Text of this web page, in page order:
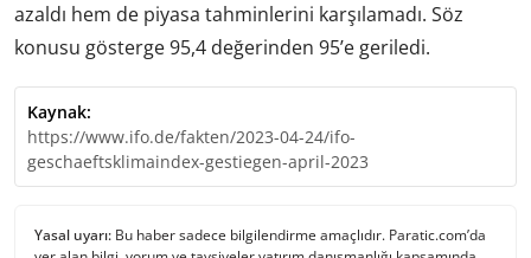
azaldı hem de piyasa tahminlerini karşılamadı. Söz
konusu gösterge 95,4 değerinden 95’e geriledi.
Kaynak:
https://www.ifo.de/fakten/2023-04-24/ifo-
geschaeftsklimaindex-gestiegen-april-2023
Yasal uyarı: Bu haber sadece bilgilendirme amaçlıdır. Paratic.com’da